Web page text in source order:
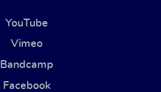
YouTube
Vimeo
Bandcamp
Facebook